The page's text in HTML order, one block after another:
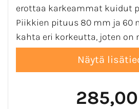
erottaa karkeammat kuidut
Piikkien pituus 80 mm ja 60
kahta eri korkeutta, joten on